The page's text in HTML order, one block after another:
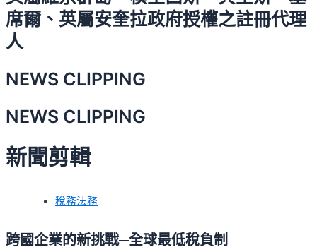
席爾、英屬安奎拉政府授權之註冊代理
人
NEWS CLIPPING
NEWS CLIPPING
新聞剪輯
稅務法務
跨國企業的新挑戰─全球最低稅負制